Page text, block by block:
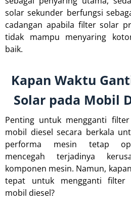
solar sekunder berfungsi
cadangan apabila filter solar
tidak mampu menyaring
baik.
Kapan Waktu
Solar pada Mobil
Penting untuk mengganti
mobil diesel secara berkala
performa mesin tetap
mencegah terjadinya
komponen mesin. Namun,
tepat untuk mengganti filter
mobil diesel?